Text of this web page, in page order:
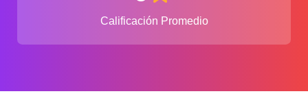
Calificación Promedio